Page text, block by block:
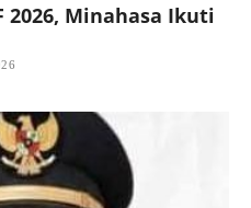
2026, Minahasa Ikuti